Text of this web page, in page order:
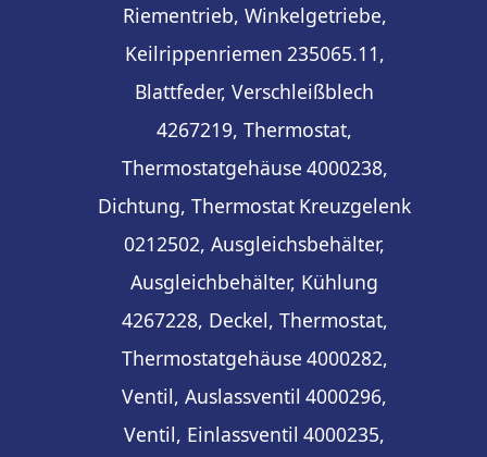
Riementrieb, Winkelgetriebe,
Keilrippenriemen 235065.11,
Blattfeder, Verschleißblech
4267219, Thermostat,
Thermostatgehäuse 4000238,
Dichtung, Thermostat Kreuzgelenk
0212502, Ausgleichsbehälter,
Ausgleichbehälter, Kühlung
4267228, Deckel, Thermostat,
Thermostatgehäuse 4000282,
Ventil, Auslassventil 4000296,
Ventil, Einlassventil 4000235,